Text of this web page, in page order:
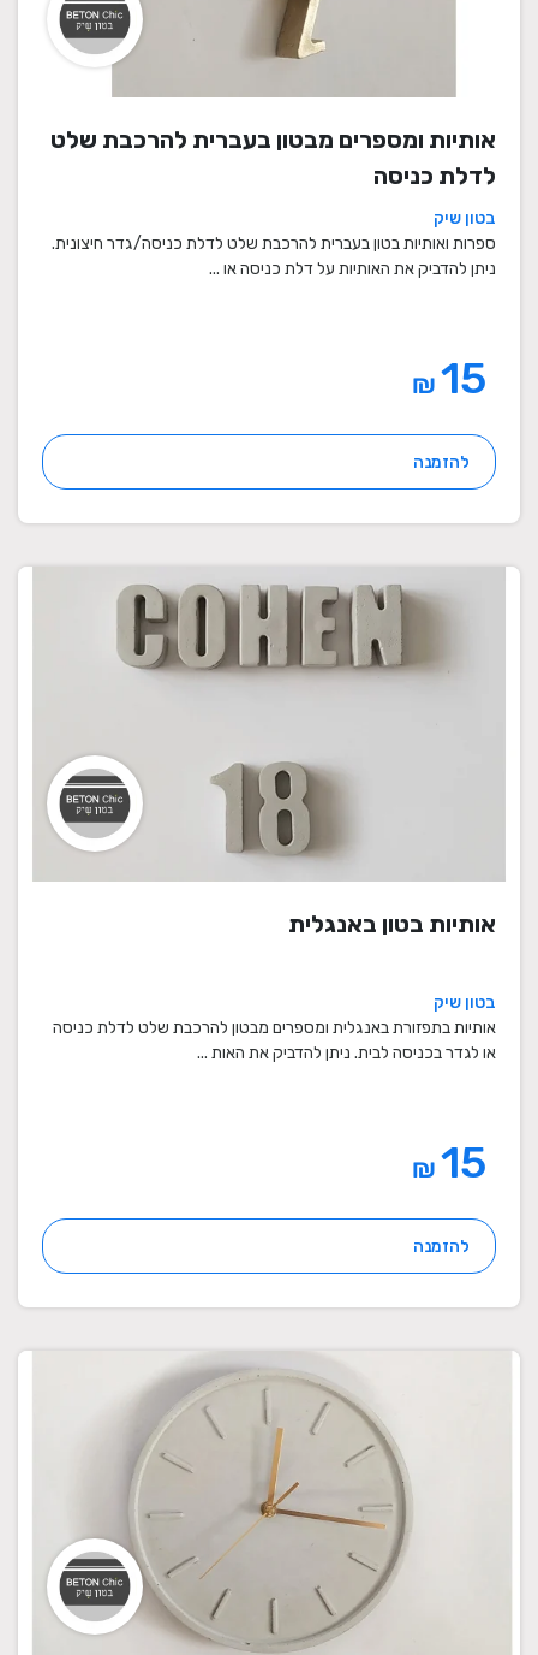
אותיות ומספרים מבטון בעברית להרכבת שלט
לדלת כניסה
בטון שיק
ספרות ואותיות בטון בעברית להרכבת שלט לדלת כניסה/גדר חיצונית.
ניתן להדביק את האותיות על דלת כניסה או ...
₪
להזמנה
אותיות בטון באנגלית
בטון שיק
אותיות בתפזורת באנגלית ומספרים מבטון להרכבת שלט לדלת כניסה
או לגדר בכניסה לבית. ניתן להדביק את האות ...
₪
להזמנה